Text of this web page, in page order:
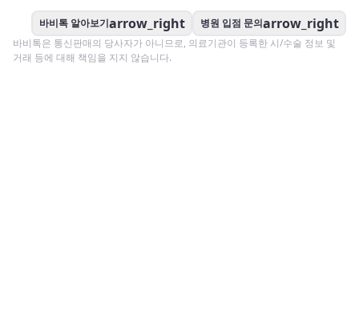
바비톡 알아보기arrow_right 병원 입점 문의arrow_right
바비톡은 통신판매의 당사자가 아니므로, 의료기관이 등록한 시/수술 정보 및
거래 등에 대해 책임을 지지 않습니다.